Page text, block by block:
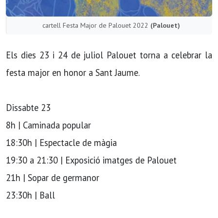
cartell Festa Major de Palouet 2022 (Palouet)
Els dies 23 i 24 de juliol Palouet torna a celebrar la
festa major en honor a Sant Jaume.
Dissabte 23
8h | Caminada popular
18:30h | Espectacle de màgia
19:30 a 21:30 | Exposició imatges de Palouet
21h | Sopar de germanor
23:30h | Ball